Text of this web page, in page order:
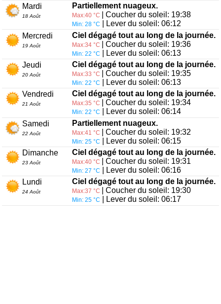
Mardi
18 Août
Partiellement nuageux.
Max:40 °C | Coucher du soleil: 19:38
Min: 28 °C
| Lever du soleil: 06:12
Mercredi
19 Août
Ciel dégagé tout au long de la journée.
Max:34 °C | Coucher du soleil: 19:36
Min: 22 °C
| Lever du soleil: 06:13
Jeudi
20 Août
Ciel dégagé tout au long de la journée.
Max:33 °C | Coucher du soleil: 19:35
Min: 22 °C
| Lever du soleil: 06:13
Vendredi
21 Août
Ciel dégagé tout au long de la journée.
Max:35 °C | Coucher du soleil: 19:34
Min: 22 °C
| Lever du soleil: 06:14
Samedi
22 Août
Partiellement nuageux.
Max:41 °C | Coucher du soleil: 19:32
Min: 25 °C
| Lever du soleil: 06:15
Dimanche
23 Août
Ciel dégagé tout au long de la journée.
Max:40 °C | Coucher du soleil: 19:31
Min: 27 °C
| Lever du soleil: 06:16
Lundi
24 Août
Ciel dégagé tout au long de la journée.
Max:37 °C | Coucher du soleil: 19:30
Min: 25 °C | Lever du soleil: 06:17